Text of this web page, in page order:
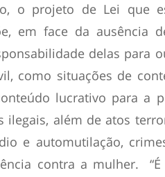
o projeto de Lei que
em face da ausência
delas para
como situações de
lucrativo para a
ilegais, além de atos
e automutilação,
contra a mulher.